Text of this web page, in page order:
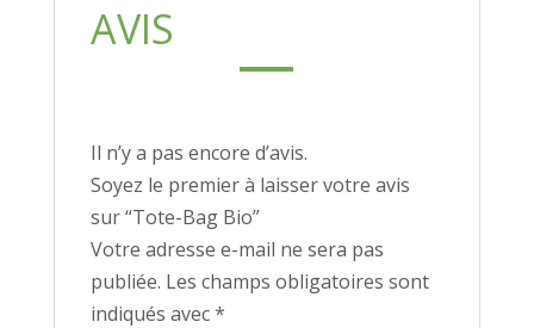
AVIS
Il n’y a pas encore d’avis.
Soyez le premier à laisser votre avis
sur “Tote-Bag Bio”
Votre adresse e-mail ne sera pas
publiée. Les champs obligatoires sont
indiqués avec*